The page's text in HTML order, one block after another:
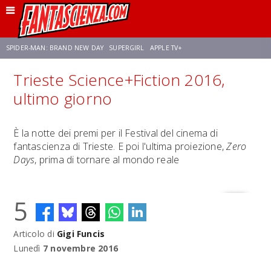
SPIDER-MAN: BRAND NEW DAY SUPERGIRL APPLE TV+
FRANCO RICCIARDIELLO ZENDAYA STAR TREK AVENGERS: DOOMSDAY
NETFLIX
Trieste Science+Fiction 2016,
ultimo giorno
È la notte dei premi per il Festival del cinema di
fantascienza di Trieste. E poi l'ultima proiezione,Zero
Days, prima di tornare al mondo reale
5
Articolo di Gigi Funcis
Lunedì 7 novembre 2016